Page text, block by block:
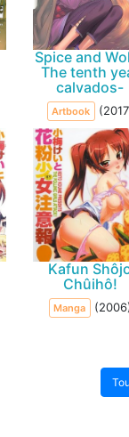
Spice and
The tenth
calvados-
Artbook
Kafun
Chûihô!
Manga